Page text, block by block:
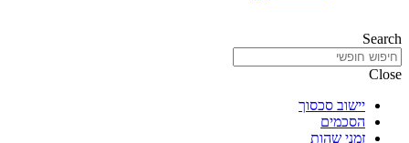
Search
Close
יישוב סכסוך
הסכמים
זמני שהות